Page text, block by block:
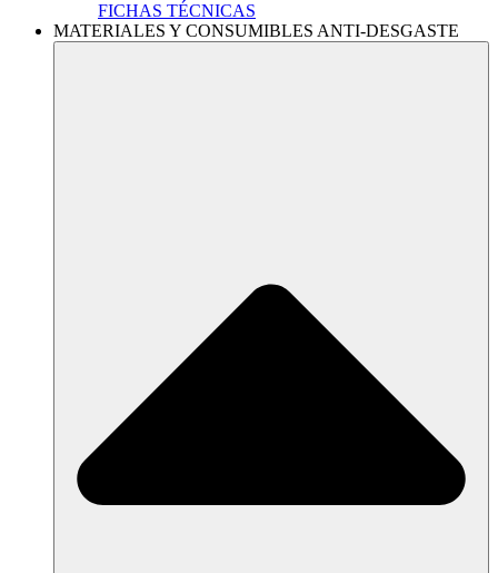
FICHAS TÉCNICAS
MATERIALES Y CONSUMIBLES ANTI-DESGASTE